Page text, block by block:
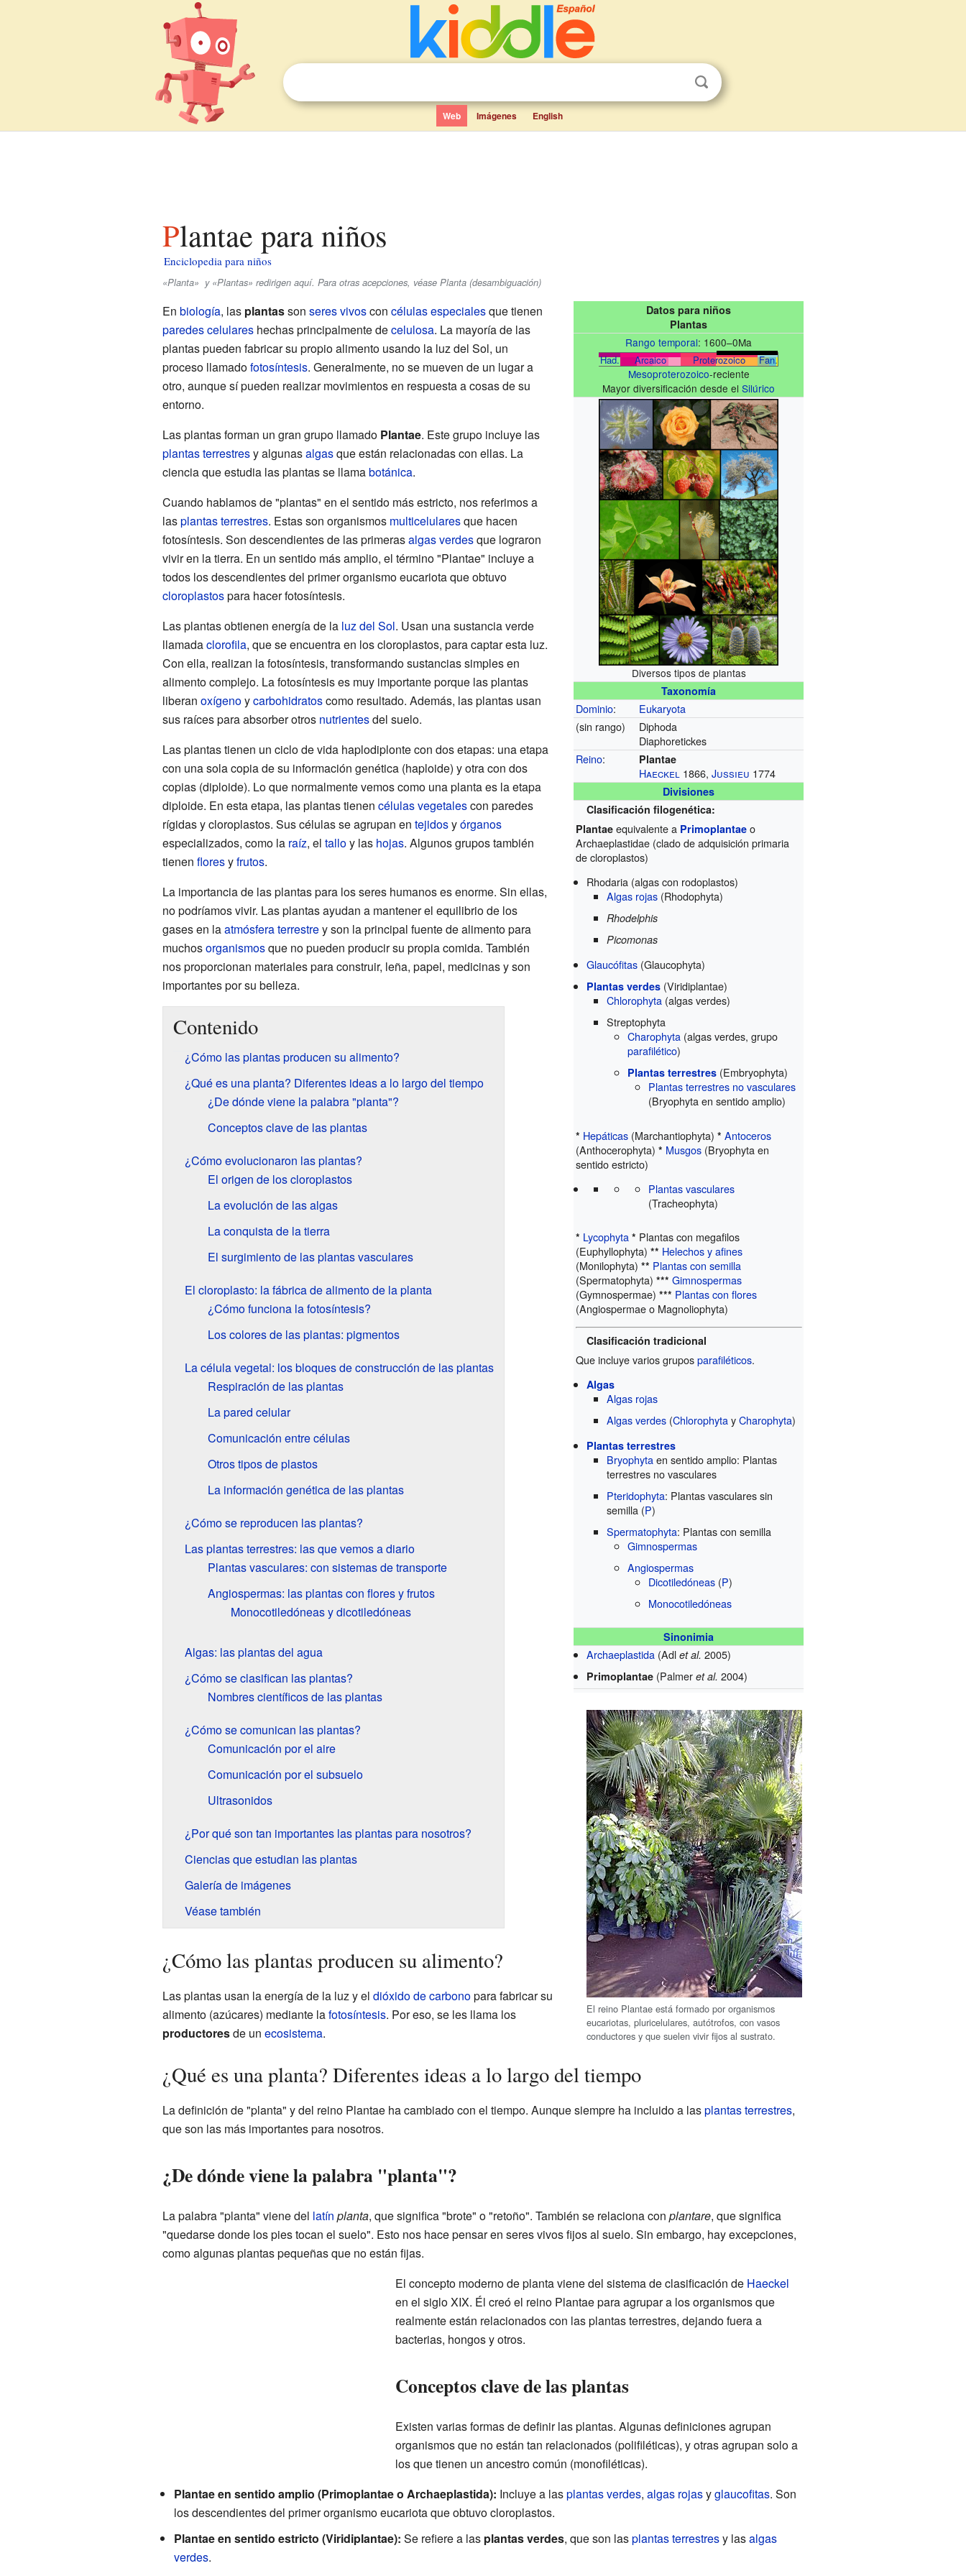
Web Imágenes English
Plantae para niños
Enciclopedia para niños
«Planta» y «Plantas» redirigen aquí. Para otras acepciones, véase Planta (desambiguación)
Datos para niños
Plantas
Rango temporal: 1600–0Ma
Had. Arcaico Proterozoico Fan.
Mesoproterozoico-reciente
Mayor diversificación desde elSilúrico
Diversos tipos de plantas
Taxonomía
Dominio:
Eukaryota
(sin rango)
Diphoda
Diaphoretickes
Reino: Plantae
Haeckel 1866,Jussieu 1774
Divisiones
Clasificación filogenética:
Plantae equivalente a Primoplantae o
Archaeplastidae (clado de adquisición primaria
de cloroplastos)
Rhodaria (algas con rodoplastos)
Algas rojas (Rhodophyta)
Rhodelphis
Picomonas
Glaucófitas(Glaucophyta)
Plantas verdes(Viridiplantae)
Chlorophyta (algas verdes)
Streptophyta
Charophyta (algas verdes, grupo
parafilético)
Plantas terrestres (Embryophyta)
Plantas terrestres no vasculares
(Bryophyta en sentido amplio)
* Hepáticas (Marchantiophyta)* Antoceros
(Anthocerophyta)* Musgos (Bryophyta en
sentido estricto)
Plantas vasculares
(Tracheophyta)
* Lycophyta * Plantas con megafilos
(Euphyllophyta)** Helechos y afines
(Monilophyta)** Plantas con semilla
(Spermatophyta)*** Gimnospermas
(Gymnospermae)*** Plantas con flores
(Angiospermae o Magnoliophyta)
Clasificación tradicional
Que incluye varios gruposparafiléticos.
Algas
Algas rojas
Algas verdes (ChlorophytayCharophyta)
Plantas terrestres
Bryophytaen sentido amplio: Plantas
terrestres no vasculares
Pteridophyta: Plantas vasculares sin
semilla (P)
Spermatophyta: Plantas con semilla
Gimnospermas
Angiospermas
Dicotiledóneas (P)
Monocotiledóneas
Sinonimia
Archaeplastida(Adl et al. 2005)
Primoplantae(Palmer et al. 2004)
El reino Plantae está formado por organismos
eucariotas, pluricelulares, autótrofos, con vasos
conductores y que suelen vivir fijos al sustrato.
En biología, las plantasson seres vivoscon células especialesque tienen
paredes celulareshechas principalmente decelulosa. La mayoría de las
plantas pueden fabricar su propio alimento usando la luz del Sol, un
proceso llamadofotosíntesis. Generalmente, no se mueven de un lugar a
otro, aunque sí pueden realizar movimientos en respuesta a cosas de su
entorno.
Las plantas forman un gran grupo llamado Plantae. Este grupo incluye las
plantas terrestresy algunasalgasque están relacionadas con ellas. La
ciencia que estudia las plantas se llamabotánica.
Cuando hablamos de "plantas" en el sentido más estricto, nos referimos a
lasplantas terrestres. Estas son organismos multicelularesque hacen
fotosíntesis. Son descendientes de las primerasalgas verdesque lograron
vivir en la tierra. En un sentido más amplio, el término "Plantae" incluye a
todos los descendientes del primer organismo eucariota que obtuvo
cloroplastospara hacer fotosíntesis.
Las plantas obtienen energía de la luz del Sol. Usan una sustancia verde
llamadaclorofila, que se encuentra en los cloroplastos, para captar esta luz.
Con ella, realizan la fotosíntesis, transformando sustancias simples en
alimento complejo. La fotosíntesis es muy importante porque las plantas
liberan oxígenoycarbohidratoscomo resultado. Además, las plantas usan
sus raíces para absorber otros nutrientesdel suelo.
Las plantas tienen un ciclo de vida haplodiplonte con dos etapas: una etapa
con una sola copia de su información genética (haploide) y otra con dos
copias (diploide). Lo que normalmente vemos como una planta es la etapa
diploide. En esta etapa, las plantas tienen células vegetalescon paredes
rígidas y cloroplastos. Sus células se agrupan en tejidosyórganos
especializados, como la raíz, el talloy las hojas. Algunos grupos también
tienen floresyfrutos.
La importancia de las plantas para los seres humanos es enorme. Sin ellas,
no podríamos vivir. Las plantas ayudan a mantener el equilibrio de los
gases en laatmósfera terrestrey son la principal fuente de alimento para
muchosorganismosque no pueden producir su propia comida. También
nos proporcionan materiales para construir, leña, papel, medicinas y son
importantes por su belleza.
Contenido
¿Cómo las plantas producen su alimento?
¿Qué es una planta? Diferentes ideas a lo largo del tiempo
¿De dónde viene la palabra "planta"?
Conceptos clave de las plantas
¿Cómo evolucionaron las plantas?
El origen de los cloroplastos
La evolución de las algas
La conquista de la tierra
El surgimiento de las plantas vasculares
El cloroplasto: la fábrica de alimento de la planta
¿Cómo funciona la fotosíntesis?
Los colores de las plantas: pigmentos
La célula vegetal: los bloques de construcción de las plantas
Respiración de las plantas
La pared celular
Comunicación entre células
Otros tipos de plastos
La información genética de las plantas
¿Cómo se reproducen las plantas?
Las plantas terrestres: las que vemos a diario
Plantas vasculares: con sistemas de transporte
Angiospermas: las plantas con flores y frutos
Monocotiledóneas y dicotiledóneas
Algas: las plantas del agua
¿Cómo se clasifican las plantas?
Nombres científicos de las plantas
¿Cómo se comunican las plantas?
Comunicación por el aire
Comunicación por el subsuelo
Ultrasonidos
¿Por qué son tan importantes las plantas para nosotros?
Ciencias que estudian las plantas
Galería de imágenes
Véase también
¿Cómo las plantas producen su alimento?
Las plantas usan la energía de la luz y el dióxido de carbonopara fabricar su
alimento (azúcares) mediante lafotosíntesis. Por eso, se les llama los
productoresde un ecosistema.
¿Qué es una planta? Diferentes ideas a lo largo del tiempo
La definición de "planta" y del reino Plantae ha cambiado con el tiempo. Aunque siempre ha incluido a lasplantas terrestres,
que son las más importantes para nosotros.
¿De dónde viene la palabra "planta"?
La palabra "planta" viene del latín planta, que significa "brote" o "retoño". También se relaciona con plantare, que significa
"quedarse donde los pies tocan el suelo". Esto nos hace pensar en seres vivos fijos al suelo. Sin embargo, hay excepciones,
como algunas plantas pequeñas que no están fijas.
El concepto moderno de planta viene del sistema de clasificación de Haeckel
en el siglo XIX. Él creó el reino Plantae para agrupar a los organismos que
realmente están relacionados con las plantas terrestres, dejando fuera a
bacterias, hongos y otros.
Conceptos clave de las plantas
Existen varias formas de definir las plantas. Algunas definiciones agrupan
organismos que no están tan relacionados (polifiléticas), y otras agrupan solo a
los que tienen un ancestro común (monofiléticas).
Plantae en sentido amplio (Primoplantae o Archaeplastida): Incluye a lasplantas verdes, algas rojasyglaucofitas. Son
los descendientes del primer organismo eucariota que obtuvo cloroplastos.
Plantae en sentido estricto (Viridiplantae): Se refiere a las plantas verdes, que son lasplantas terrestresy lasalgas
verdes.